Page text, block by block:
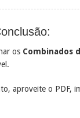
os Combinados
aproveite o PDF,